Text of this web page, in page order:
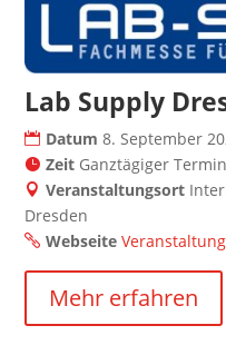
Lab Supply
Datum8. September
Zeit Ganztägiger Termin
Veranstaltungsort
Dresden
Webseite
Mehr erfahren